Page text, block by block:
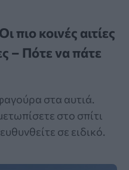
πιο κοινές αιτίες
– Πότε να πάτε
στα αυτιά.
στο σπίτι
σε ειδικό.